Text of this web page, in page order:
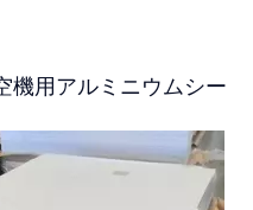
機用アルミニウムシー